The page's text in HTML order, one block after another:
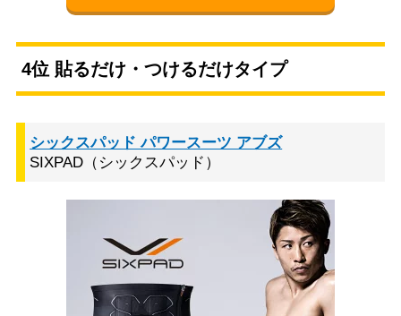
4位 貼るだけ・つけるだけタイプ
シックスパッド パワースーツ アブズ
SIXPAD（シックスパッド）